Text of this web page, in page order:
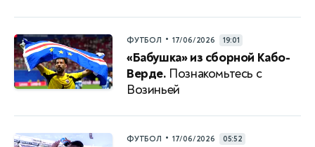
ФУТБОЛ • 17/06/2026 19:01
«Бабушка» из сборной Кабо-
Верде. Познакомьтесь с
Возиньей
ФУТБОЛ • 17/06/2026 05:52